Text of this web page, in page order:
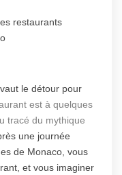
restaurants
le détour pour
est à quelques
tracé du mythique
une journée
de Monaco, vous
et vous imaginer